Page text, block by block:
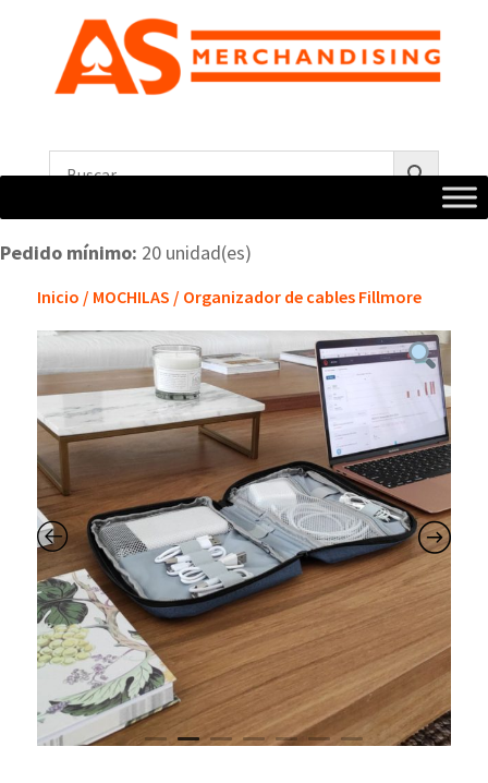
Pedido mínimo: 20 unidad(es)
Inicio / MOCHILAS / Organizador de cables Fillmore